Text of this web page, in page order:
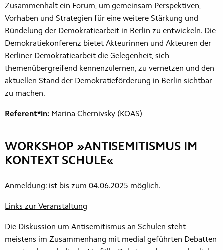
Zusammenhalt ein Forum, um gemeinsam Perspektiven,
Vorhaben und Strategien für eine weitere Stärkung und
Bündelung der Demokratiearbeit in Berlin zu entwickeln. Die
Demokratiekonferenz bietet Akteurinnen und Akteuren der
Berliner Demokratiearbeit die Gelegenheit, sich
themenübergreifend kennenzulernen, zu vernetzen und den
aktuellen Stand der Demokratieförderung in Berlin sichtbar
zu machen.
Referent*in: Marina Chernivsky (KOAS)
WORKSHOP »ANTISEMITISMUS IM
KONTEXT SCHULE«
Anmeldung: ist bis zum 04.06.2025 möglich.
Links zur Veranstaltung
Die Diskussion um Antisemitismus an Schulen steht
meistens im Zusammenhang mit medial geführten Debatten